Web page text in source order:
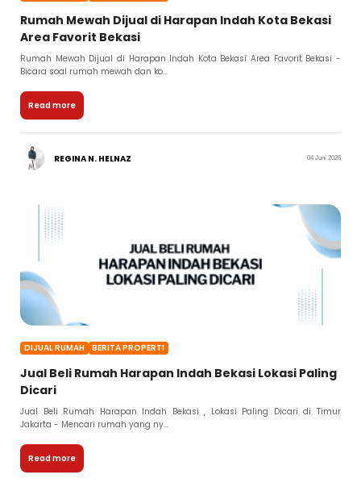
Rumah Mewah Dijual di Harapan Indah Kota Bekasi
Area Favorit Bekasi
Rumah Mewah Dijual di Harapan Indah Kota Bekasi Area Favorit Bekasi -
Bicara soal rumah mewah dan ko...
Read more
REGINA N. HELNAZ 04 Juni 2026
DIJUAL RUMAH BERITA PROPERTI
Jual Beli Rumah Harapan Indah Bekasi Lokasi Paling
Dicari
Jual Beli Rumah Harapan Indah Bekasi , Lokasi Paling Dicari di Timur
Jakarta - Mencari rumah yang ny...
Read more